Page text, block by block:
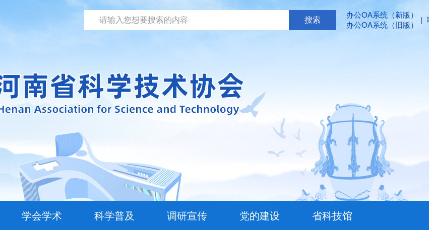
办公OA系统（新版）
办公OA系统（旧版）
|
学会学术 科学普及 调研宣传 党的建设 省科技馆